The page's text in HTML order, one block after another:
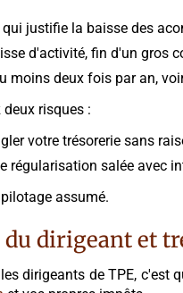
justifie la baisse des
d'activité, fin d'un gros
moins deux fois par an,
risques :
votre trésorerie sans
régularisation salée avec
assumé.
dirigeant et
dirigeants de TPE, c'est